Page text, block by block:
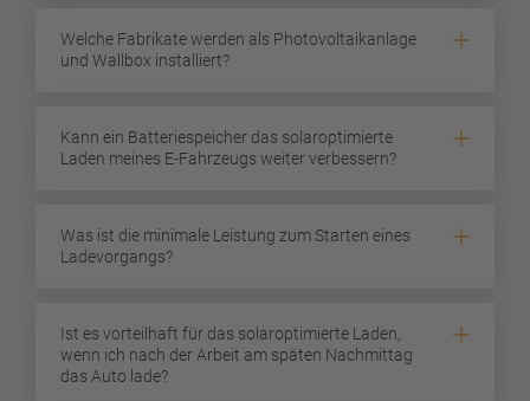
Welche Fabrikate werden als Photovoltaikanlage
und Wallbox installiert?
Kann ein Batteriespeicher das solaroptimierte
Laden meines E-Fahrzeugs weiter verbessern?
Was ist die minimale Leistung zum Starten eines
Ladevorgangs?
Ist es vorteilhaft für das solaroptimierte Laden,
wenn ich nach der Arbeit am späten Nachmittag
das Auto lade?